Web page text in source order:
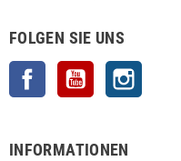
FOLGEN SIE UNS
Facebook YouTube
INFORMATIONEN